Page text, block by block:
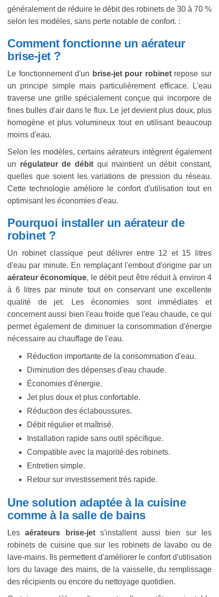
généralement de réduire le débit des robinets de 30 à 70 %
selon les modèles, sans perte notable de confort. :
Comment fonctionne un aérateur
brise-jet ?
Le fonctionnement d'un brise-jet pour robinetrepose sur
un principe simple mais particulièrement efficace. L'eau
traverse une grille spécialement conçue qui incorpore de
fines bulles d'air dans le flux. Le jet devient plus doux, plus
homogène et plus volumineux tout en utilisant beaucoup
moins d'eau.
Selon les modèles, certains aérateurs intègrent également
un régulateur de débitqui maintient un débit constant,
quelles que soient les variations de pression du réseau.
Cette technologie améliore le confort d'utilisation tout en
optimisant les économies d'eau.
Pourquoi installer un aérateur de
robinet ?
Un robinet classique peut délivrer entre 12 et 15 litres
d'eau par minute. En remplaçant l'embout d'origine par un
aérateur économique, le débit peut être réduit à environ 4
à 6 litres par minute tout en conservant une excellente
qualité de jet. Les économies sont immédiates et
concernent aussi bien l'eau froide que l'eau chaude, ce qui
permet également de diminuer la consommation d'énergie
nécessaire au chauffage de l'eau.
Réduction importante de la consommation d'eau.
Diminution des dépenses d'eau chaude.
Économies d'énergie.
Jet plus doux et plus confortable.
Réduction des éclaboussures.
Débit régulier et maîtrisé.
Installation rapide sans outil spécifique.
Compatible avec la majorité des robinets.
Entretien simple.
Retour sur investissement très rapide.
Une solution adaptée à la cuisine
comme à la salle de bains
Lesaérateurs brise-jets'installent aussi bien sur les
robinets de cuisine que sur les robinets de lavabo ou de
lave-mains. Ils permettent d'améliorer le confort d'utilisation
lors du lavage des mains, de la vaisselle, du remplissage
des récipients ou encore du nettoyage quotidien.